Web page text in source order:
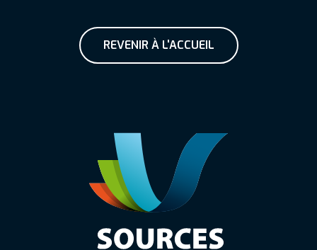
REVENIR À L'ACCUEIL